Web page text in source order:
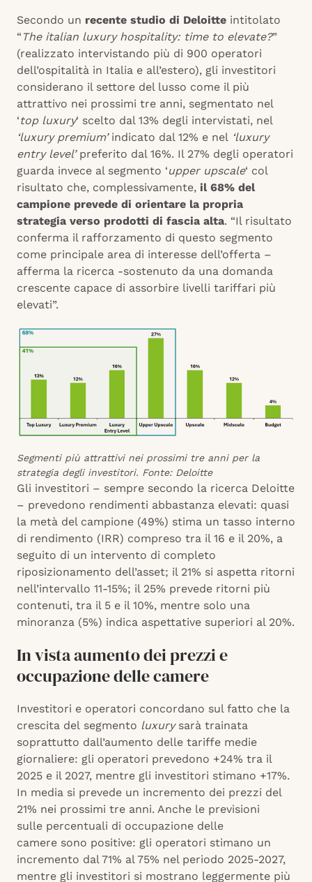
Secondo un recente studio di Deloitte intitolato
“ The italian luxury hospitality: time to elevate?”
(realizzato intervistando più di 900 operatori
dell’ospitalità in Italia e all’estero), gli investitori
considerano il settore del lusso come il più
attrattivo nei prossimi tre anni, segmentato nel
‘top luxury‘ scelto dal 13% degli intervistati, nel
‘luxury premium’indicato dal 12% e nel ‘luxury
entry level’preferito dal 16%. Il 27% degli operatori
guarda invece al segmento ‘upper upscale‘ col
risultato che, complessivamente, il 68% del
campione prevede di orientare la propria
strategia verso prodotti di fascia alta. “Il risultato
conferma il rafforzamento di questo segmento
come principale area di interesse dell’offerta –
afferma la ricerca -sostenuto da una domanda
crescente capace di assorbire livelli tariffari più
elevati”.
Segmenti più attrattivi nei prossimi tre anni per la
strategia degli investitori. Fonte: Deloitte
Gli investitori – sempre secondo la ricerca Deloitte
– prevedono rendimenti abbastanza elevati: quasi
la metà del campione (49%) stima un tasso interno
di rendimento (IRR) compreso tra il 16 e il 20%, a
seguito di un intervento di completo
riposizionamento dell’asset; il 21% si aspetta ritorni
nell’intervallo 11-15%; il 25% prevede ritorni più
contenuti, tra il 5 e il 10%, mentre solo una
minoranza (5%) indica aspettative superiori al 20%.
In vista aumento dei prezzi e
occupazione delle camere
Investitori e operatori concordano sul fatto che la
crescita del segmento luxury sarà trainata
soprattutto dall’aumento delle tariffe medie
giornaliere: gli operatori prevedono +24% tra il
2025 e il 2027, mentre gli investitori stimano +17%.
In media si prevede un incremento dei prezzi del
21% nei prossimi tre anni. Anche le previsioni
sulle percentuali di occupazione delle
camere sono positive: gli operatori stimano un
incremento dal 71% al 75% nel periodo 2025-2027,
mentre gli investitori si mostrano leggermente più